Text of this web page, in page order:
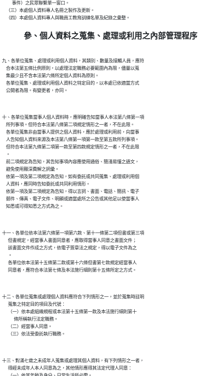
          事件）之民眾聯繫單一窗口。
    （三）本處個人資料專人名冊之製作及更新。
參、個人資料之蒐集、處理或利用之內部管理程序
九、各單位蒐集、處理或利用個人資料，其類別、數量及接觸人員，應符
    合本法第五條比例原則，以處理法定職務必要範圍內為限，儘量以蒐
    集最少且不含本法第六條所定個人資料為原則。
    各單位蒐集、處理或利用個人資料之特定目的，以本處已依適當方式
十、各單位蒐集當事人個人資料時，應明確告知當事人本法第八條第一項
    所列事項。但符合本法第八條第二項規定情形之一者，不在此限。
    各單位蒐集非由當事人提供之個人資料，應於處理或利用前，向當事
    人告知個人資料來源及本法第八條第一項第一款至第五款所列事項。
    但符合本法第九條第二項第一款至第四款規定情形之一者，不在此限
    。
    前二項規定為告知，其告知事項內容應使用通俗、簡淺易懂之語文，
    避免使用艱深費解之詞彙。
    依第一項及第二項規定為告知，如有委託或共同蒐集、處理或利用個
    人資料，應同時告知委託或共同利用情形。
    依第一項及第二項規定為告知，得以言詞、書面、電話、簡訊、電子
    郵件、傳真、電子文件、明顯或適當處所之公告或其他足以使當事人
十一、各單位依本法第六條第一項第六款、第十一條第二項但書或第三項
      但書規定，經當事人書面同意者，應取得當事人同意之書面文件；
      該書面文件作成之方式，依電子簽章法之規定，得以電子文件為之
      。
      各單位依本法第十五條第二款或第十六條但書第七款規定經當事人
十二、各單位蒐集或處理個人資料應符合下列情形之一，並於蒐集時註明
      蒐集之特定目的項目及代號：
      （一）依本處組織規程或本法第十五條第一款及本法施行細則第十
            條所稱執行法定職務。
      （二）經當事人同意。
十三、對滿七歲之未成年人蒐集或處理其個人資料，有下列情形之一者，
      得經未成年人本人同意為之，其他情形應得其法定代理人同意：